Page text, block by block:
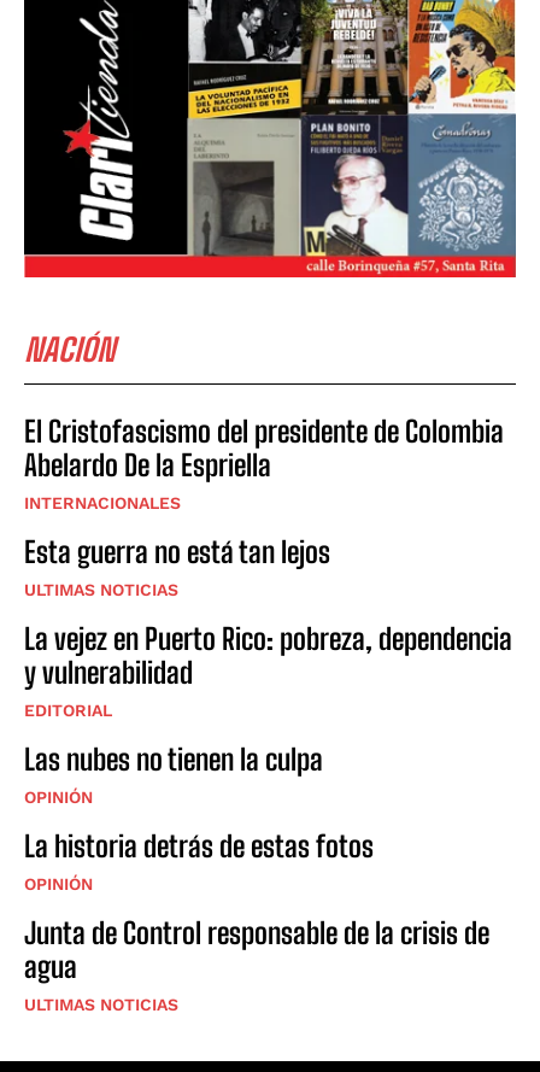
NACIÓN
El Cristofascismo del presidente de Colombia
Abelardo De la Espriella
INTERNACIONALES
Esta guerra no está tan lejos
ULTIMAS NOTICIAS
La vejez en Puerto Rico: pobreza, dependencia
y vulnerabilidad
EDITORIAL
Las nubes no tienen la culpa
OPINIÓN
La historia detrás de estas fotos
OPINIÓN
Junta de Control responsable de la crisis de
agua
ULTIMAS NOTICIAS